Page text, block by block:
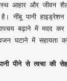
आहार और जीवन
नींबू पानी
बढ़ाने में मदद
घटाने में सहायता
पीने से त्वचा की